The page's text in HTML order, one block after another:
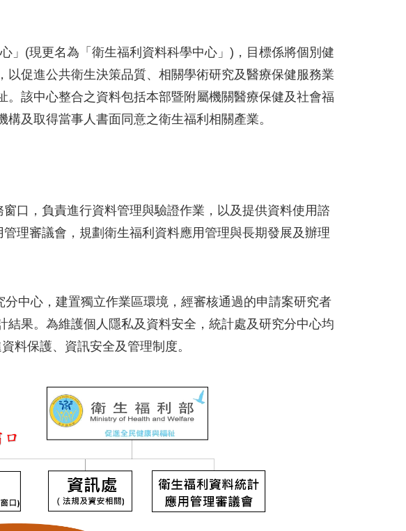
(現更名為「衛生福利資料科學中心」)，目標係將個別健
以促進公共衛生決策品質、相關學術研究及醫療保健服務業
該中心整合之資料包括本部暨附屬機關醫療保健及社會福
及取得當事人書面同意之衛生福利相關產業。
，負責進行資料管理與驗證作業，以及提供資料使用諮
理審議會，規劃衛生福利資料應用管理與長期發展及辦理
中心，建置獨立作業區環境，經審核通過的申請案研究者
果。為維護個人隱私及資料安全，統計處及研究分中心均
料保護、資訊安全及管理制度。